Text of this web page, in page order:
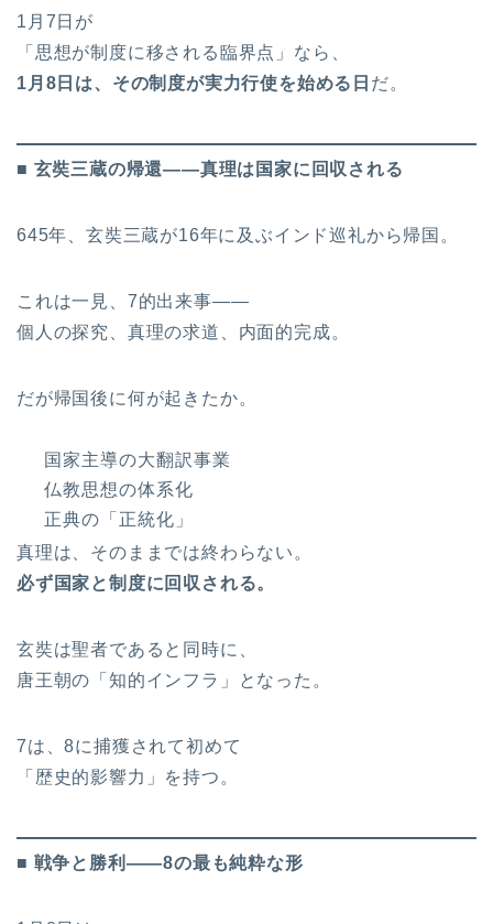
1月7日が
「思想が制度に移される臨界点」なら、
1月8日は、その制度が実力行使を始める日 だ。
■ 玄奘三蔵の帰還――真理は国家に回収される
645年、玄奘三蔵が16年に及ぶインド巡礼から帰国。
これは一見、7的出来事――
個人の探究、真理の求道、内面的完成。
だが帰国後に何が起きたか。
国家主導の大翻訳事業
仏教思想の体系化
正典の「正統化」
真理は、そのままでは終わらない。
必ず国家と制度に回収される。
玄奘は聖者であると同時に、
唐王朝の「知的インフラ」となった。
7は、8に捕獲されて初めて
「歴史的影響力」を持つ。
■ 戦争と勝利――8の最も純粋な形